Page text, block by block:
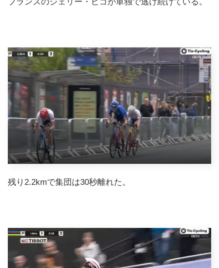
残り2.2kmで集団は30秒離れた。